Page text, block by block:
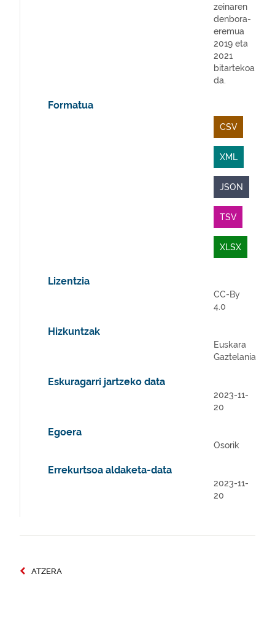
zeinaren
denbora-
eremua
2019 eta
2021
bitartekoa
da.
Formatua
CSV
XML
JSON
TSV
XLSX
Lizentzia
CC-By
4.0
Hizkuntzak
Euskara
Gaztelania
Eskuragarri jartzeko data
2023-11-
20
Egoera
Osorik
Errekurtsoa aldaketa-data
2023-11-
20
ATZERA